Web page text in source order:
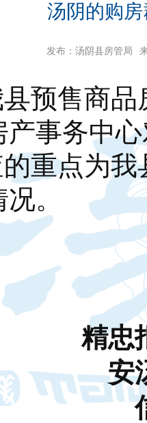
汤阴的购
发布：汤阴县房管局
预售商
产事务中
重点为
。
精忠
安